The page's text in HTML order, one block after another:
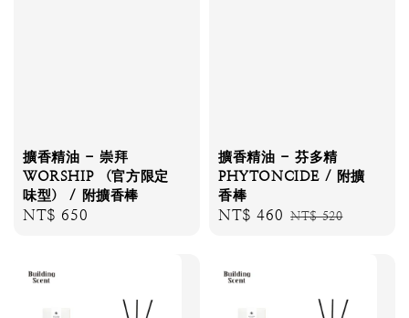
擴香精油 - 崇拜
WORSHIP （官方限定
味型） / 附擴香棒
Regular
NT$ 650
擴香精油 - 芬多精
PHYTONCIDE / 附擴
香棒
Sale
NT$ 460 Regular
NT$ 520